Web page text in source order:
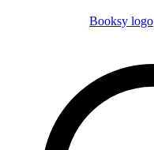
Booksy logo